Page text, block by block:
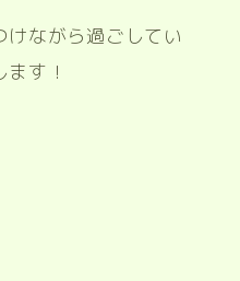
ながら過ごしてい
す！